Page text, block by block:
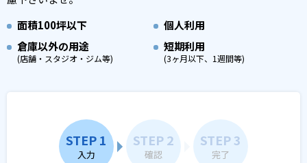
面積100坪以下
個人利用
倉庫以外の用途
(店舗・スタジオ・ジム等)
短期利用
(3ヶ月以下、1週間等)
STEP 1
入力
STEP 2
確認
STEP 3
完了